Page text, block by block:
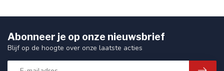
Abonneer je op onze nieuwsbrief
Blijf op de hoogte over onze laatste acties